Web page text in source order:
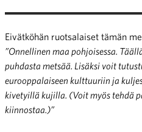
Eivätköhän ruotsalaiset tämän
”Onnellinen maa pohjoisessa.
puhdasta metsää. Lisäksi voit
eurooppalaiseen kulttuuriin ja
kivetyillä kujilla. (Voit myös tehdä
kiinnostaa.)”